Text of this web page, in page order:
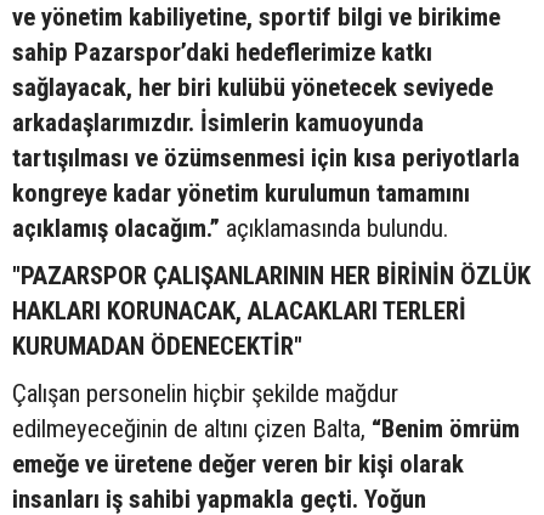
ve yönetim kabiliyetine, sportif bilgi ve birikime
sahip Pazarspor’daki hedeflerimize katkı
sağlayacak, her biri kulübü yönetecek seviyede
arkadaşlarımızdır. İsimlerin kamuoyunda
tartışılması ve özümsenmesi için kısa periyotlarla
kongreye kadar yönetim kurulumun tamamını
açıklamış olacağım.” açıklamasında bulundu.
"PAZARSPOR ÇALIŞANLARININ HER BİRİNİN ÖZLÜK
HAKLARI KORUNACAK, ALACAKLARI TERLERİ
KURUMADAN ÖDENECEKTİR"
Çalışan personelin hiçbir şekilde mağdur
edilmeyeceğinin de altını çizen Balta, “Benim ömrüm
emeğe ve üretene değer veren bir kişi olarak
insanları iş sahibi yapmakla geçti. Yoğun